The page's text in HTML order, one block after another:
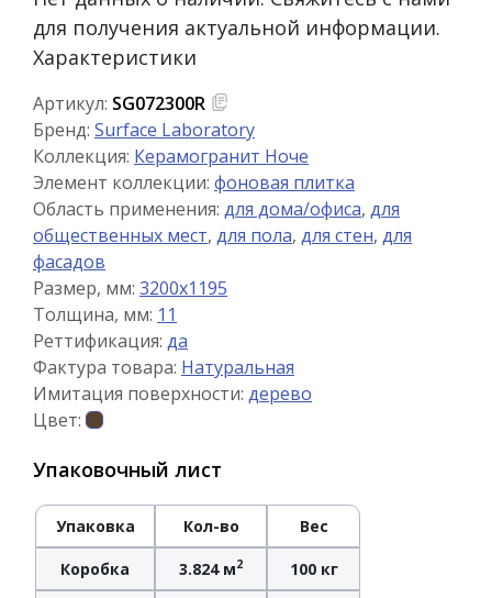
для получения актуальной информации.
Характеристики
Артикул: SG072300R
Бренд: Surface Laboratory
Коллекция: Керамогранит Ноче
Элемент коллекции: фоновая плитка
Область применения: для дома/офиса, для
общественных мест, для пола, для стен, для
фасадов
Размер, мм: 3200x1195
Толщина, мм: 11
Реттификация: да
Фактура товара: Натуральная
Имитация поверхности: дерево
Цвет:
Упаковочный лист
Упаковка Кол-во Вес
Коробка 3.824 м2 100 кг